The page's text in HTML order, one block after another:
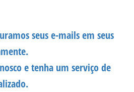
seus e-mails em seus
e tenha um serviço de